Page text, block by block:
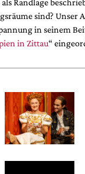
Randlage
sind? Unser
in seinem
in Zittau“